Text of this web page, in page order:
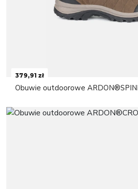
379,91 zł
Obuwie outdoorowe